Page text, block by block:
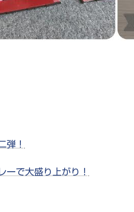
弾！
ーで大盛り上がり！